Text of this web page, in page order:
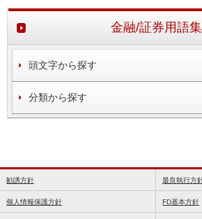
金融/証券用語集
頭文字から探す
分類から探す
勧誘方針 最良執行方
個人情報保護方針 FD基本方針